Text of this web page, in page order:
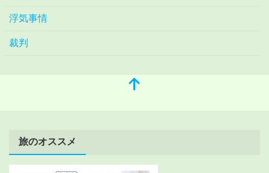
浮気事情
裁判
旅のオススメ